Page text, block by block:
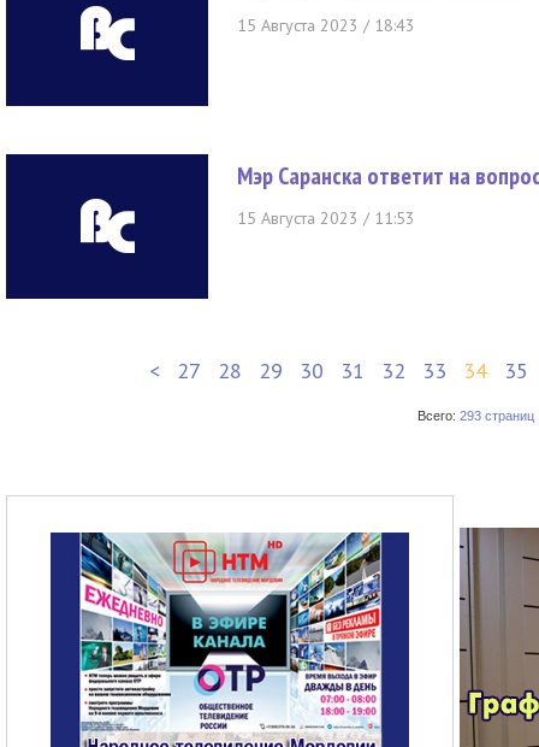
15 Августа 2023 / 18:43
Мэр Саранска ответит на
15 Августа 2023 / 11:53
< 27 28 29 30 31 32 33 34 35
Всего: 293 страниц